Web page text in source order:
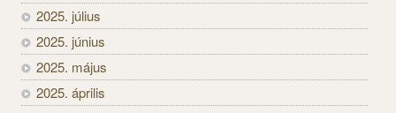
2025. július
2025. június
2025. május
2025. április